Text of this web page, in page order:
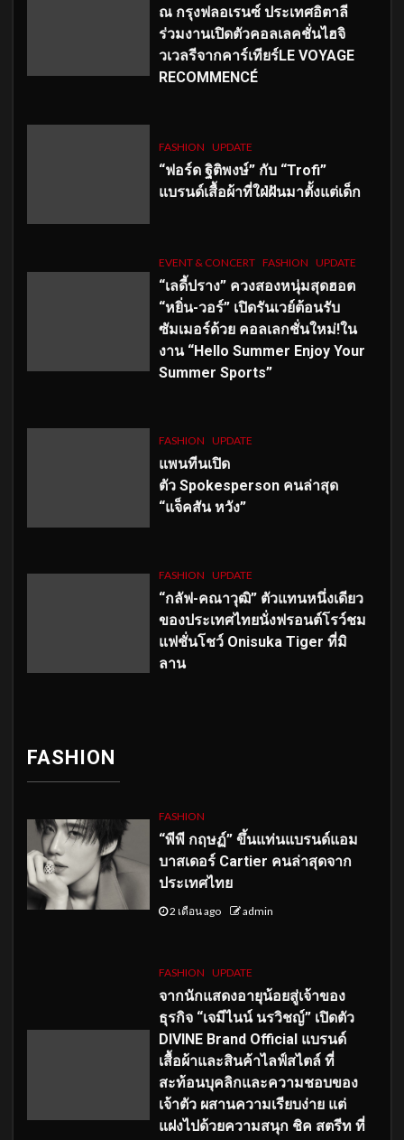
ณ กรุงฟลอเรนซ์ ประเทศอิตาลี
ร่วมงานเปิดตัวคอลเลคชั่นไฮจิ
วเวลรีจากคาร์เทียร์LE VOYAGE
RECOMMENCÉ
FASHION UPDATE
“ฟอร์ด ฐิติพงษ์” กับ “Trofi”
แบรนด์เสื้อผ้าที่ใฝ่ฝันมาตั้งแต่เด็ก
EVENT & CONCERT FASHION UPDATE
“เลดี้ปราง” ควงสองหนุ่มสุดฮอต
“หยิ่น-วอร์” เปิดรันเวย์ต้อนรับ
ซัมเมอร์ด้วย คอลเลกชั่นใหม่!ใน
งาน “Hello Summer Enjoy Your
Summer Sports”
FASHION UPDATE
แพนทีนเปิด
ตัว Spokesperson คนล่าสุด
“แจ็คสัน หวัง”
FASHION UPDATE
“กลัฟ-คณาวุฒิ” ตัวแทนหนึ่งเดียว
ของประเทศไทยนั่งฟรอนต์โรว์ชม
แฟชั่นโชว์ Onisuka Tiger ที่มิ
ลาน
FASHION
FASHION
“พีพี กฤษฏ์” ขึ้นแท่นแบรนด์แอม
บาสเดอร์ Cartier คนล่าสุดจาก
ประเทศไทย
2 เดือน ago admin
FASHION UPDATE
จากนักแสดงอายุน้อยสู่เจ้าของ
ธุรกิจ “เจมีไนน์ นรวิชญ์” เปิดตัว
DIVINE Brand Official แบรนด์
เสื้อผ้าและสินค้าไลฟ์สไตล์ ที่
สะท้อนบุคลิกและความชอบของ
เจ้าตัว ผสานความเรียบง่าย แต่
แฝงไปด้วยความสนุก ชิค สตรีท ที่